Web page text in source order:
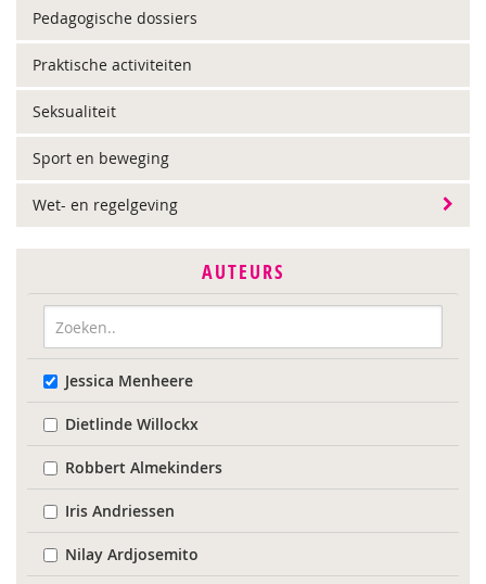
Pedagogische dossiers
Praktische activiteiten
Seksualiteit
Sport en beweging
Wet- en regelgeving
AUTEURS
Jessica Menheere
Dietlinde Willockx
Robbert Almekinders
Iris Andriessen
Nilay Ardjosemito